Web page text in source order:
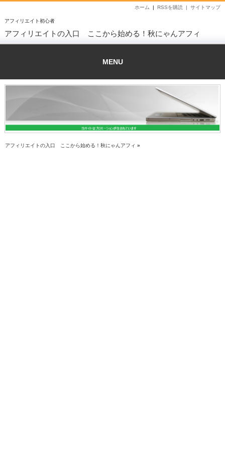
アフィリエイト初心者
サイトマップ
RSSを購読 |
ホーム |
アフィリエイトの入口 ここから始める！秋にゃんアフィ
MENU
アフィリエイトの入口 ここから始める！秋にゃんアフィ »